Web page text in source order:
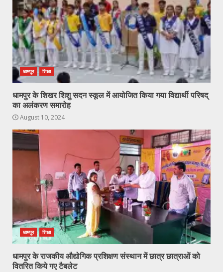
धामपुर शिक्षा
धामपुर के शिखर शिशु सदन स्कूल में आयोजित किया गया विद्यार्थी परिषद्
का अलंकरण समारोह
August 10, 2024
धामपुर शिक्षा
धामपुर के राजकीय औद्योगिक प्रशिक्षण संस्थान में छात्र छात्राओं को
वितरित किये गए टैबलेट